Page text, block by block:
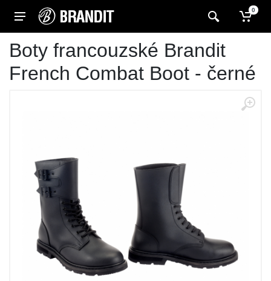
0
Boty francouzské Brandit
French Combat Boot - černé